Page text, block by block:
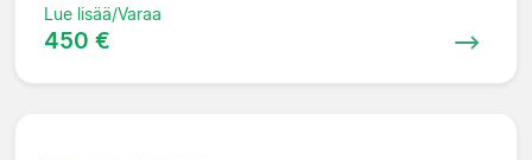
Lue lisää/Varaa
450 €